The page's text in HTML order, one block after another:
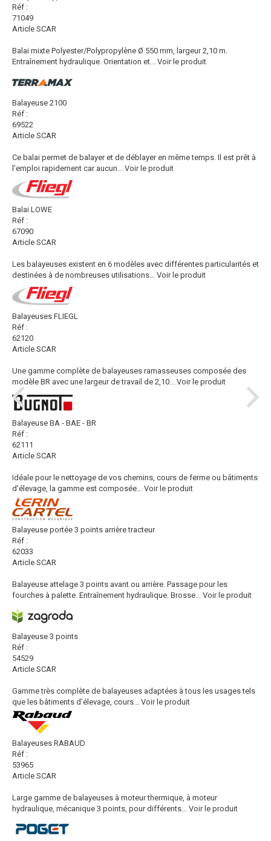
Réf :
71049
Article SCAR
Balai mixte Polyester/Polypropylène Ø 550 mm, largeur 2,10 m.
Entraînement hydraulique. Orientation et... Voir le produit
Balayeuse 2100
Réf :
69522
Article SCAR
Ce balai permet de balayer et de déblayer en même temps. Il est prêt à
l’emploi rapidement car aucun... Voir le produit
Balai LOWE
Réf :
67090
Article SCAR
Les balayeuses existent en 6 modèles avec différentes particularités et
destinées à de nombreuses utilisations... Voir le produit
Balayeuses FLIEGL
Réf :
62120
Article SCAR
Une gamme complète de balayeuses ramasseuses composée des
modèle BR avec une largeur de travail de 2,10... Voir le produit
Balayeuse BA - BAE - BR
Réf :
62111
Article SCAR
Idéale pour le nettoyage de vos chemins, cours de ferme ou bâtiments
d'élevage, la gamme est composée... Voir le produit
Balayeuse portée 3 points arrière tracteur
Réf :
62033
Article SCAR
Balayeuse attelage 3 points avant ou arrière. Passage pour les
fourches à palette. Entraînement hydraulique. Brosse... Voir le produit
Balayeuse 3 points
Réf :
54529
Article SCAR
Gamme très complète de balayeuses adaptées à tous les usages tels
que les bâtiments d’élevage, cours... Voir le produit
Balayeuses RABAUD
Réf :
53965
Article SCAR
Large gamme de balayeuses à moteur thermique, à moteur
hydraulique, mécanique 3 points, pour différents... Voir le produit